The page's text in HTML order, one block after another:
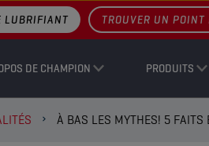
DE CHAMPION PRODUITS
LUBRIFIANT TROUVER UN POINT
À BAS LES MYTHES! 5 FAITS